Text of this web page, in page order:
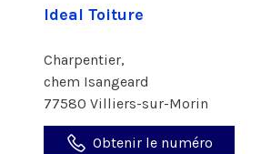
Ideal Toiture
Charpentier,
chem Isangeard
77580 Villiers-sur-Morin
Obtenir le numéro